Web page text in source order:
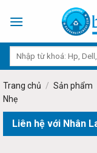
Trang chủ / Sản phẩm
Nhẹ
Liên hệ với Nhân
Phường Tân Sơn,